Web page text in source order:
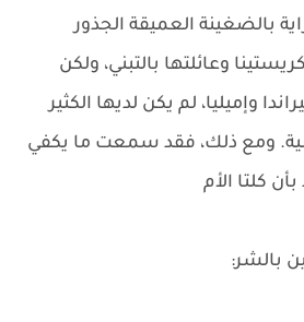
بالضغينة العميقة الجذور
وعائلتها بالتبني، ولكن
وإميليا، لم يكن لديها الكثير
ومع ذلك، فقد سمعت ما يكفي
كلتا الأم
بالشر: